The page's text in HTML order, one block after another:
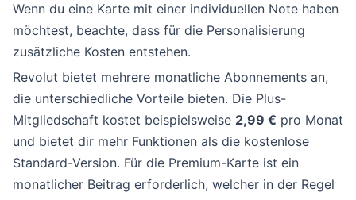
Wenn du eine Karte mit einer individuellen Note haben
möchtest, beachte, dass für die Personalisierung
zusätzliche Kosten entstehen.
Revolut bietet mehrere monatliche Abonnements an,
die unterschiedliche Vorteile bieten. Die Plus-
Mitgliedschaft kostet beispielsweise 2,99 € pro Monat
und bietet dir mehr Funktionen als die kostenlose
Standard-Version. Für die Premium-Karte ist ein
monatlicher Beitrag erforderlich, welcher in der Regel